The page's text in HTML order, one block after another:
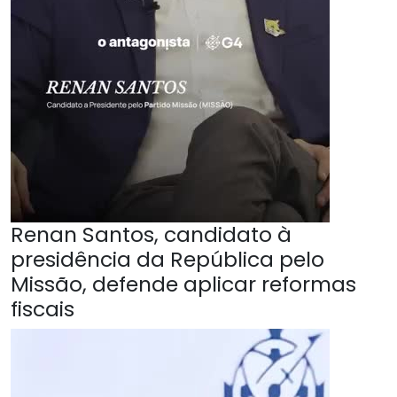
Renan Santos, candidato à
presidência da República pelo
Missão, defende aplicar reformas
fiscais